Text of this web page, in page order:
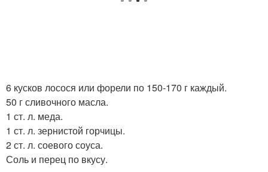
6 кусков лосося или форели по 150-170 г каждый.
50 г сливочного масла.
1 ст. л. меда.
1 ст. л. зернистой горчицы.
2 ст. л. соевого соуса.
Соль и перец по вкусу.